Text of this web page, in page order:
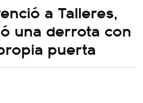
a Talleres,
una derrota con
puerta